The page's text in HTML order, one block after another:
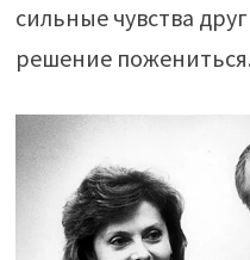
сильные чувства
решение пожениться.